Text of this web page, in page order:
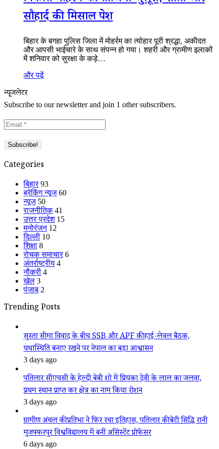
सौहार्द की मिसाल पेश
बिहार के बगहा पुलिस जिला में मोहर्रम का त्योहार पूरी श्रद्धा, अकीदत
और आपसी भाईचारे के साथ संपन्न हो गया। शहरी और ग्रामीण इलाकों
में शनिवार को सुरक्षा के कड़े…
और पढ़ें
न्यूजलेटर
Subscribe to our newsletter and join 1 other subscribers.
Categories
बिहार 93
ब्रेकिंग न्यूज 60
न्यूज 50
राजनीतिक 41
उत्तर प्रदेश 15
मनोरंजन 12
दिल्ली 10
शिक्षा 8
रोचक समाचार 6
अंतर्राष्ट्रीय 4
नौकरी 4
खेल 3
पंजाब 2
Trending Posts
सुस्ता सीमा विवाद के बीच SSB और APF की हाई-लेवल बैठक,
यथास्थिति बनाए रखने पर नेपाल का बड़ा आश्वासन
3 days ago
पतिलार सीएचसी के हेल्दी बेबी शो में प्रियंका देवी के लाल का जलवा,
प्रथम स्थान प्राप्त कर क्षेत्र का नाम किया रोशन
3 days ago
ग्रामीण अंचल की प्रतिभा ने फिर रचा इतिहास, पतिलार की बेटी सिद्धि रानी
मुजफ्फरपुर विश्वविद्यालय में बनीं असिस्टेंट प्रोफेसर
6 days ago